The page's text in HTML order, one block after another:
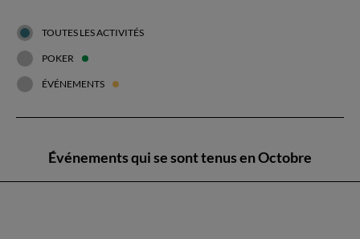
TOUTES LES ACTIVITÉS
POKER
ÉVÉNEMENTS
Événements qui se sont tenus en Octobre